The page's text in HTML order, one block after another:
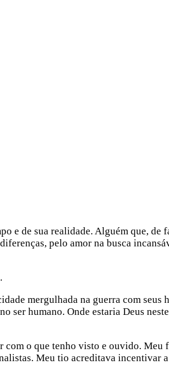
e de sua realidade. Alguém que, de
pelo amor na busca
mergulhada na guerra com seus
ser humano. Onde estaria Deus neste
com o que tenho visto e ouvido.
Meu tio acreditava incentivar